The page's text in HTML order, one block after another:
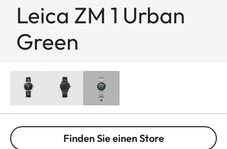
Leica ZM 1 Urban
Green
Finden Sie einen Store